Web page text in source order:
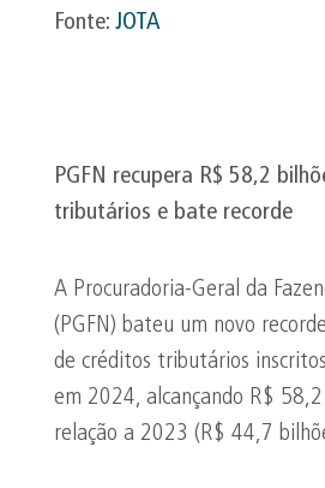
Fonte: JOTA
PGFN recupera R$ 58,2
tributários e bate recorde
A Procuradoria-Geral da
(PGFN) bateu um novo
de créditos tributários
em 2024, alcançando R$
relação a 2023 (R$ 44,7